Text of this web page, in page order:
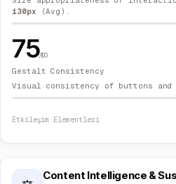
130px (Avg).
75/100
Gestalt Consistency
Visual consistency of buttons
Etkileşim Elementleri
Content Intelligence &